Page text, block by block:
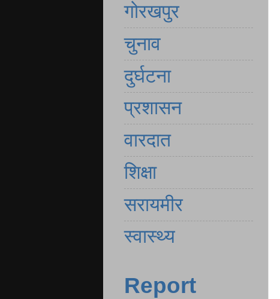
गोरखपुर
चुनाव
दुर्घटना
प्रशासन
वारदात
शिक्षा
सरायमीर
स्वास्थ्य
Report